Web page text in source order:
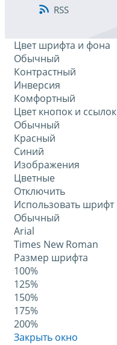
RSS
Цвет шрифта и фона
Обычный
Контрастный
Инверсия
Комфортный
Цвет кнопок и ссылок
Обычный
Красный
Синий
Изображения
Цветные
Отключить
Использовать шрифт
Обычный
Arial
Times New Roman
Размер шрифта
100%
125%
150%
175%
200%
Закрыть окно